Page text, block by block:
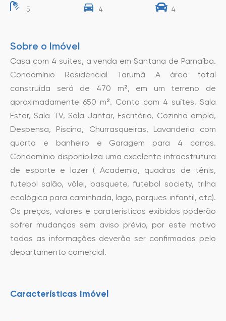
5 4 4
Sobre o Imóvel
Casa com 4 suítes, a venda em Santana de Parnaíba.
Condomínio Residencial Tarumã A área total
construída será de 470 m², em um terreno de
aproximadamente 650 m². Conta com 4 suítes, Sala
Estar, Sala TV, Sala Jantar, Escritório, Cozinha ampla,
Despensa, Piscina, Churrasqueiras, Lavanderia com
quarto e banheiro e Garagem para 4 carros.
Condomínio disponibiliza uma excelente infraestrutura
de esporte e lazer ( Academia, quadras de tênis,
futebol salão, vôlei, basquete, futebol society, trilha
ecológica para caminhada, lago, parques infantil, etc).
Os preços, valores e caraterísticas exibidos poderão
sofrer mudanças sem aviso prévio, por este motivo
todas as informações deverão ser confirmadas pelo
departamento comercial.
Características Imóvel